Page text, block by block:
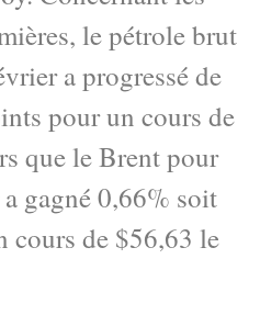
le pétrole brut
a progressé de
pour un cours de
que le Brent pour
gagné 0,66% soit
cours de $56,63 le